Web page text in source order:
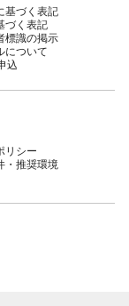
基づく表記
づく表記
標識の掲示
について
込
リシー
・推奨環境